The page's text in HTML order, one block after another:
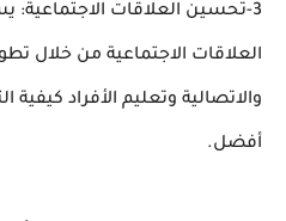
3-تحسين العلاقات
العلاقات الاجتماعية من خلال
والاتصالية وتعليم الأفراد
أفضل.